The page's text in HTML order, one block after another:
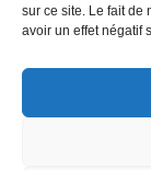
sur ce site. Le fait de
avoir un effet négatif